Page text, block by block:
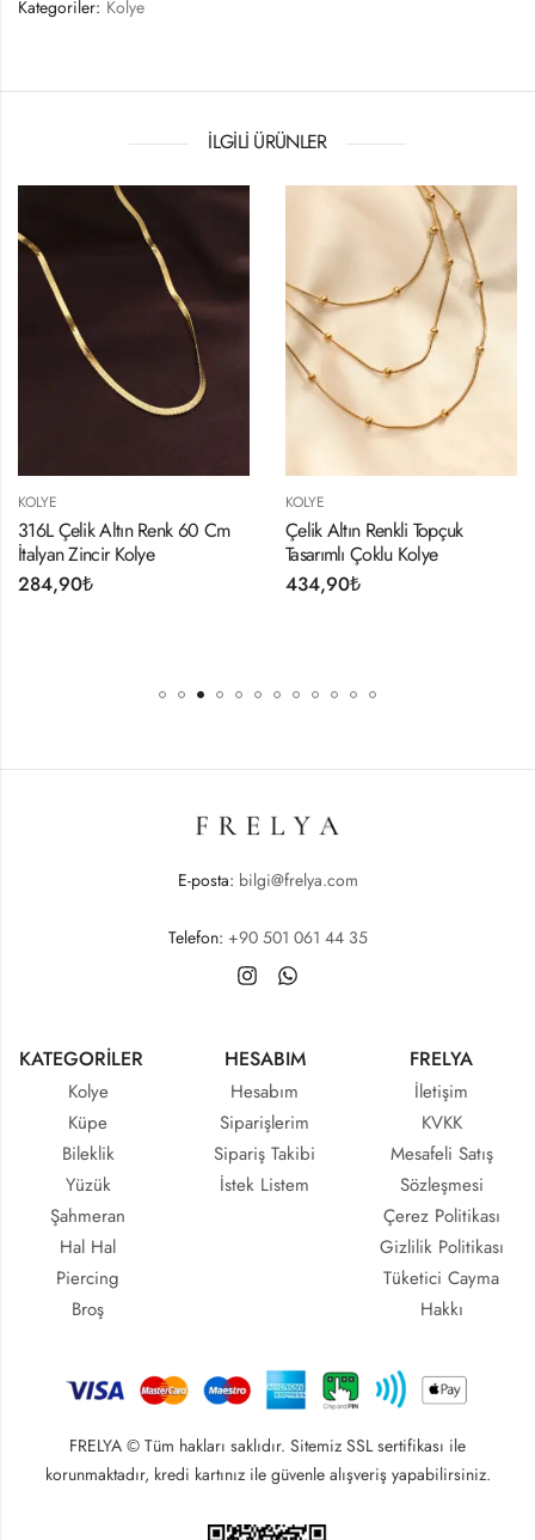
Kategoriler: Kolye
İLGILI ÜRÜNLER
KOLYE
316L Çelik Altın Renk 60 Cm
İtalyan Zincir Kolye
284,90₺
KOLYE
Çelik Altın Renkli Topçuk
Tasarımlı Çoklu Kolye
434,90₺
E-posta: bilgi@frelya.com
Telefon: +90 501 061 44 35
KATEGORİLER
Kolye
Küpe
Bileklik
Yüzük
Şahmeran
Hal Hal
Piercing
Broş
HESABIM
Hesabım
Siparişlerim
Sipariş Takibi
İstek Listem
FRELYA
İletişim
KVKK
Mesafeli Satış
Sözleşmesi
Çerez Politikası
Gizlilik Politikası
Tüketici Cayma
Hakkı
FRELYA © Tüm hakları saklıdır. Sitemiz SSL sertifikası ile
korunmaktadır, kredi kartınız ile güvenle alışveriş yapabilirsiniz.